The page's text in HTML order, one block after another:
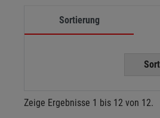
Sortierung
Zeige Ergebnisse 1 bis 12 von 12.